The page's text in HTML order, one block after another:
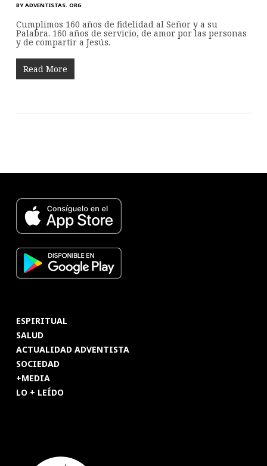
BY ADVENTISTAS. ORG
Cumplimos 160 años de fidelidad al Señor y a su
Palabra. 160 años de servicio, de amor por las personas
y de compartir a Jesús.
Read More
ESPIRITUAL
SALUD
ACTUALIDAD ADVENTISTA
SOCIEDAD
+MEDIA
LO + LEÍDO